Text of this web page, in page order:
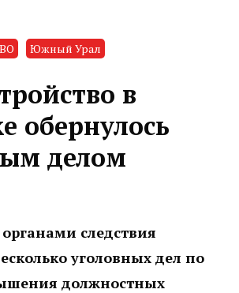
Южный Урал
в
обернулось
делом
следствия
уголовных дел по
должностных